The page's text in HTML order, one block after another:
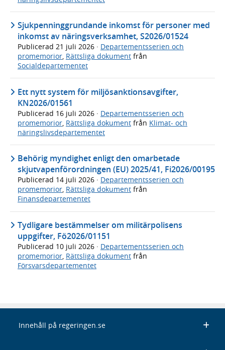
Sjukpenninggrundande inkomst för personer med
inkomst av näringsverksamhet, S2026/01524
Publicerad 21 juli 2026 · Departementsserien och
promemorior, Rättsliga dokument från
Socialdepartementet
Ett nytt system för miljösanktionsavgifter,
KN2026/01561
Publicerad 16 juli 2026 · Departementsserien och
promemorior, Rättsliga dokument från Klimat- och
näringslivsdepartementet
Behörig myndighet enligt den omarbetade
skjutvapenförordningen (EU) 2025/41, Fi2026/00195
Publicerad 14 juli 2026 · Departementsserien och
promemorior, Rättsliga dokument från
Finansdepartementet
Tydligare bestämmelser om militärpolisens
uppgifter, Fö2026/01151
Publicerad 10 juli 2026 · Departementsserien och
promemorior, Rättsliga dokument från
Försvarsdepartementet
Innehåll på regeringen.se